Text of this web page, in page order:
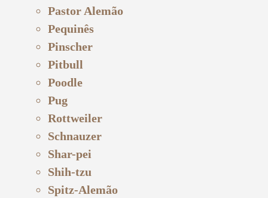
Pastor Alemão
Pequinês
Pinscher
Pitbull
Poodle
Pug
Rottweiler
Schnauzer
Shar-pei
Shih-tzu
Spitz-Alemão